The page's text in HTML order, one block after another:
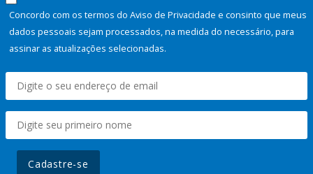
Concordo com os termos do Aviso de Privacidade e consinto que meus
dados pessoais sejam processados, na medida do necessário, para
assinar as atualizações selecionadas.
Cadastre-se